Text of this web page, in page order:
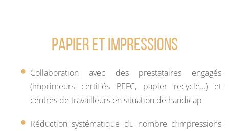
Papier et impressions
Collaboration avec des prestataires engagés
(imprimeurs certifiés PEFC, papier recyclé…) et
centres de travailleurs en situation de handicap
Réduction systématique du nombre d’impressions